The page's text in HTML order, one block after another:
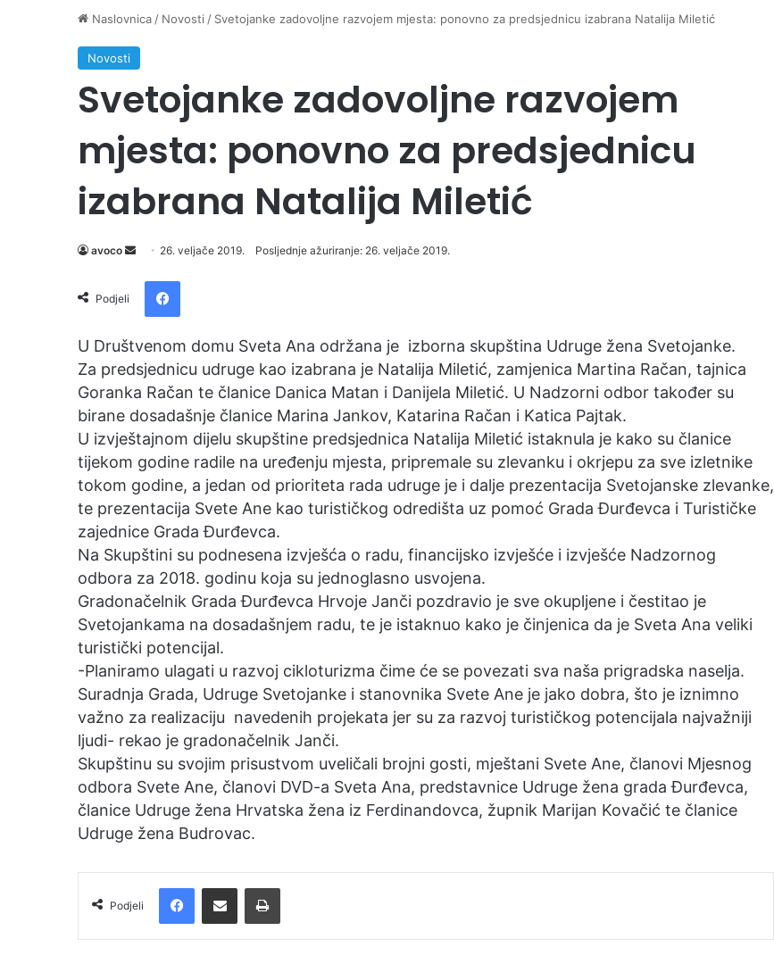
Naslovnica / Novosti / Svetojanke zadovoljne razvojem mjesta: ponovno za predsjednicu izabrana Natalija Miletić
Novosti
Svetojanke zadovoljne razvojem
mjesta: ponovno za predsjednicu
izabrana Natalija Miletić
avoco
Send
email
26. veljače 2019. Posljednje ažuriranje: 26. veljače 2019.
Podjeli
Facebook
U Društvenom domu Sveta Ana održana je izborna skupština Udruge žena Svetojanke.
Za predsjednicu udruge kao izabrana je Natalija Miletić, zamjenica Martina Račan, tajnica
Goranka Račan te članice Danica Matan i Danijela Miletić. U Nadzorni odbor također su
birane dosadašnje članice Marina Jankov, Katarina Račan i Katica Pajtak.
U izvještajnom dijelu skupštine predsjednica Natalija Miletić istaknula je kako su članice
tijekom godine radile na uređenju mjesta, pripremale su zlevanku i okrjepu za sve izletnike
tokom godine, a jedan od prioriteta rada udruge je i dalje prezentacija Svetojanske zlevanke,
te prezentacija Svete Ane kao turističkog odredišta uz pomoć Grada Đurđevca i Turističke
zajednice Grada Đurđevca.
Na Skupštini su podnesena izvješća o radu, financijsko izvješće i izvješće Nadzornog
odbora za 2018. godinu koja su jednoglasno usvojena.
Gradonačelnik Grada Đurđevca Hrvoje Janči pozdravio je sve okupljene i čestitao je
Svetojankama na dosadašnjem radu, te je istaknuo kako je činjenica da je Sveta Ana veliki
turistički potencijal.
-Planiramo ulagati u razvoj cikloturizma čime će se povezati sva naša prigradska naselja.
Suradnja Grada, Udruge Svetojanke i stanovnika Svete Ane je jako dobra, što je iznimno
važno za realizaciju navedenih projekata jer su za razvoj turističkog potencijala najvažniji
ljudi- rekao je gradonačelnik Janči.
Skupštinu su svojim prisustvom uveličali brojni gosti, mještani Svete Ane, članovi Mjesnog
odbora Svete Ane, članovi DVD-a Sveta Ana, predstavnice Udruge žena grada Đurđevca,
članice Udruge žena Hrvatska žena iz Ferdinandovca, župnik Marijan Kovačić te članice
Udruge žena Budrovac.
Podjeli
FacebookPodijelite putem e-pošte Ispis